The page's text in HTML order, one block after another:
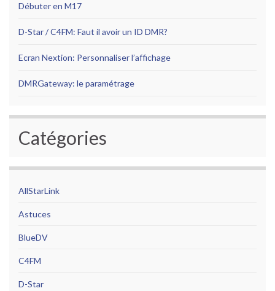
Débuter en M17
D-Star / C4FM: Faut il avoir un ID DMR?
Ecran Nextion: Personnaliser l’affichage
DMRGateway: le paramétrage
Catégories
AllStarLink
Astuces
BlueDV
C4FM
D-Star